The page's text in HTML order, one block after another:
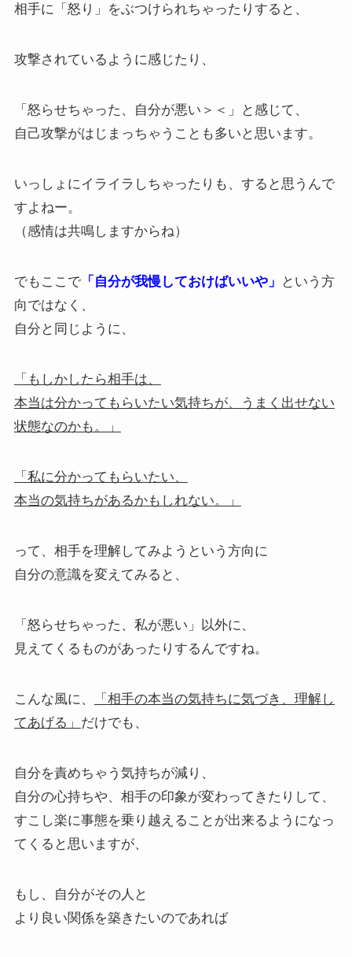
相手に「怒り」をぶつけられちゃったりすると、
攻撃されているように感じたり、
「怒らせちゃった、自分が悪い＞＜」と感じて、
自己攻撃がはじまっちゃうことも多いと思います。
いっしょにイライラしちゃったりも、すると思うんで
すよねー。
（感情は共鳴しますからね）
でもここで「自分が我慢しておけばいいや」
という方
向ではなく、
自分と同じように、
「もしかしたら相手は、
本当は分かってもらいたい気持ちが、うまく出せない
状態なのかも。」
「私に分かってもらいたい、
本当の気持ちがあるかもしれない。」
って、相手を理解してみようという方向に
自分の意識を変えてみると、
「怒らせちゃった、私が悪い」以外に、
見えてくるものがあったりするんですね。
こんな風に、
「相手の本当の気持ちに気づき、理解し
てあげる」 だけでも、
自分を責めちゃう気持ちが減り、
自分の心持ちや、相手の印象が変わってきたりして、
すこし楽に事態を乗り越えることが出来るようになっ
てくると思いますが、
もし、自分がその人と
より良い関係を築きたいのであれば